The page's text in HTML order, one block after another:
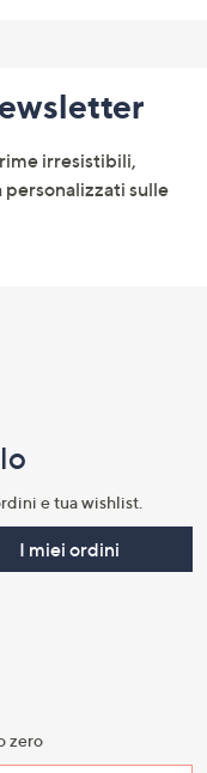
irresistibili,
personalizzati sulle
e tua wishlist.​
I miei ordini
zero​